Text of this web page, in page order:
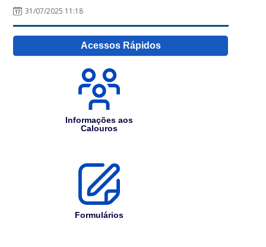
31/07/2025 11:18
Acessos Rápidos
Informações aos
Calouros
Formulários